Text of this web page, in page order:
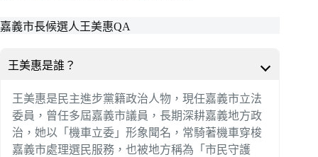
嘉義市長候選人王美惠QA
王美惠是誰？
王美惠是民主進步黨籍政治人物，現任嘉義市立法
委員，曾任多屆嘉義市議員，長期深耕嘉義地方政
治，她以「機車立委」形象聞名，常騎著機車穿梭
嘉義市處理選民服務，也被地方稱為「市民守護